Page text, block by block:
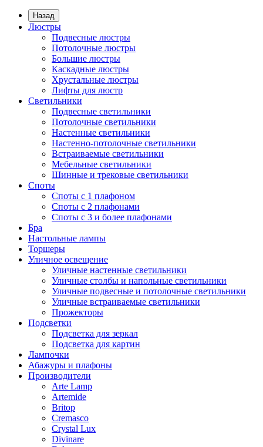
Назад
Люстры
Подвесные люстры
Потолочные люстры
Большие люстры
Каскадные люстры
Хрустальные люстры
Лифты для люстр
Светильники
Подвесные светильники
Потолочные светильники
Настенные светильники
Настенно-потолочные светильники
Встраиваемые светильники
Мебельные светильники
Шинные и трековые светильники
Споты
Споты с 1 плафоном
Споты с 2 плафонами
Споты с 3 и более плафонами
Бра
Настольные лампы
Торшеры
Уличное освещение
Уличные настенные светильники
Уличные столбы и напольные светильники
Уличные подвесные и потолочные светильники
Уличные встраиваемые светильники
Прожекторы
Подсветки
Подсветка для зеркал
Подсветка для картин
Лампочки
Абажуры и плафоны
Производители
Arte Lamp
Artemide
Britop
Cremasco
Crystal Lux
Divinare